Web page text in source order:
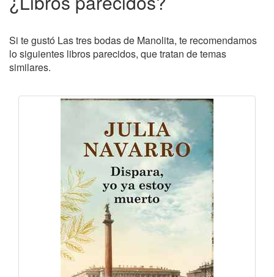
Si te gustó Las tres bodas de Manolita, te recomendamos
lo siguientes libros parecidos, que tratan de temas
similares.